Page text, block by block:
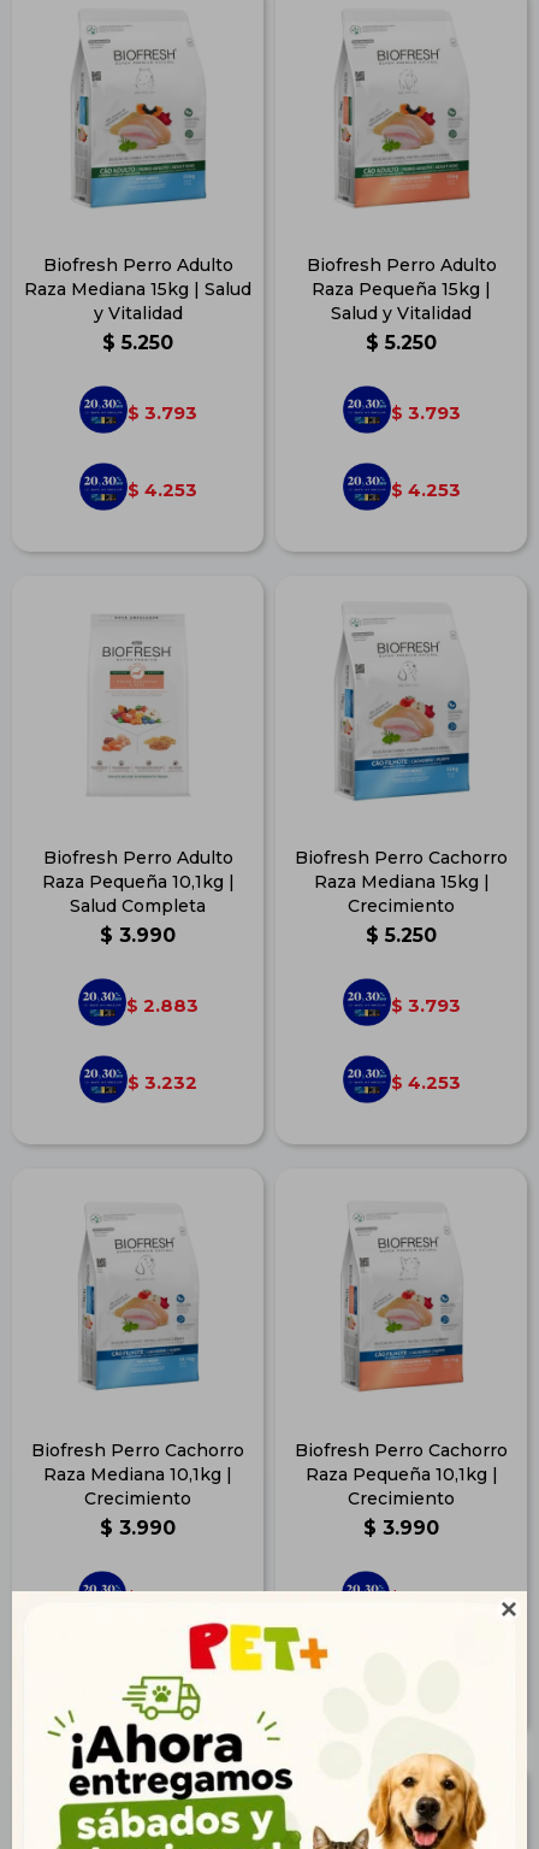

Biofresh Perro Adulto
Raza Mediana 15kg | Salud
y Vitalidad
$ 5.250
$ 3.793
$ 4.253
Biofresh Perro Adulto
Raza Pequeña 15kg |
Salud y Vitalidad
$ 5.250
$ 3.793
$ 4.253
Biofresh Perro Adulto
Raza Pequeña 10,1kg |
Salud Completa
$ 3.990
$ 2.883
$ 3.232
Biofresh Perro Cachorro
Raza Mediana 15kg |
Crecimiento
$ 5.250
$ 3.793
$ 4.253
Biofresh Perro Cachorro
Raza Mediana 10,1kg |
Crecimiento
$ 3.990
$ 2.883
3.232
Biofresh Perro Cachorro
Raza Pequeña 10,1kg |
Crecimiento
$ 3.990
$ 2.883